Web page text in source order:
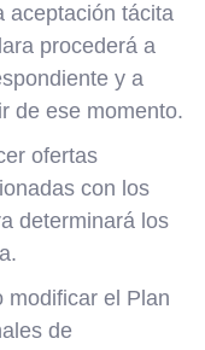
aceptación tácita
procederá a
y a
de ese momento.
ofertas
con los
determinará los
modificar el Plan
de